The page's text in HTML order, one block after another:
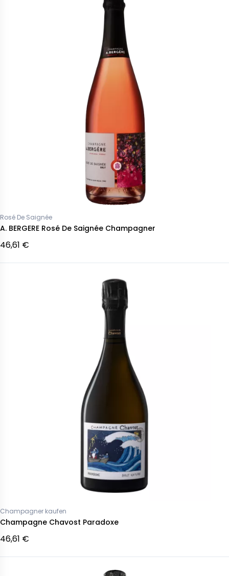
Rosé De Saignée
A. BERGERE Rosé De Saignée Champagner
46,61 €
Champagner kaufen
Champagne Chavost Paradoxe
46,61 €